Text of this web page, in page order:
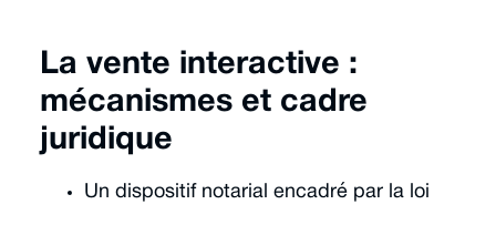
La vente interactive :
mécanismes et cadre
juridique
Un dispositif notarial encadré par la loi